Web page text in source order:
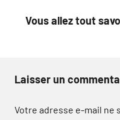
Vous allez tout
Laisser un
Votre adresse e-mail ne